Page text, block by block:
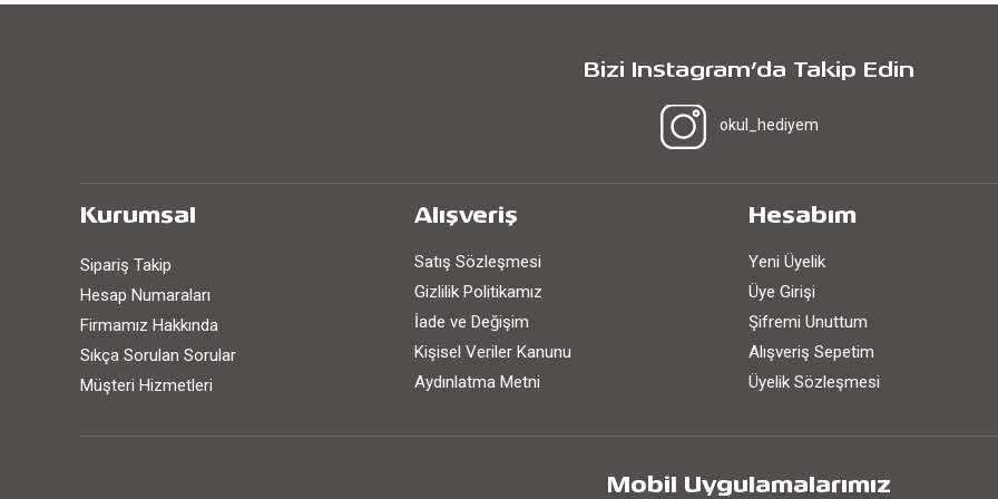
Bizi Instagram’da Takip Edin
okul_hediyem
Kurumsal
Sipariş Takip
Hesap Numaraları
Firmamız Hakkında
Sıkça Sorulan Sorular
Müşteri Hizmetleri
Alışveriş
Satış Sözleşmesi
Gizlilik Politikamız
İade ve Değişim
Kişisel Veriler Kanunu
Aydınlatma Metni
Hesabım
Yeni Üyelik
Üye Girişi
Şifremi Unuttum
Alışveriş Sepetim
Üyelik Sözleşmesi
Mobil Uygulamalarımız